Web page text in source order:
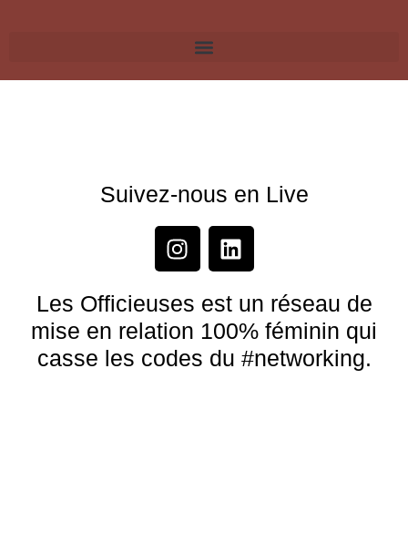
Suivez-nous en Live
Les Officieuses est un réseau de
mise en relation 100% féminin qui
casse les codes du #networking.